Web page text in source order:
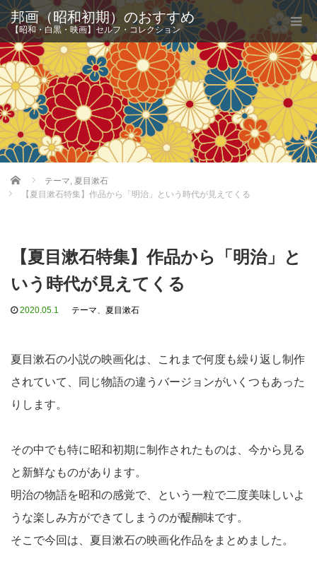
邦画（昭和初期）のおすすめ
【昭和・白黒・映画】セルフ・コレクション
Home テーマ, 夏目漱石
【夏目漱石特集】作品から「明治」という時代が見えてくる
【夏目漱石特集】作品から「明治」と
いう時代が見えてくる
2020.05.1 テーマ、 夏目漱石
夏目漱石の小説の映画化は、これまで何度も繰り返し制作
されていて、同じ物語の違うバージョンがいくつもあった
りします。
その中でも特に昭和初期に制作されたものは、今から見る
と新鮮なものがあります。
明治の物語を昭和の感覚で、という一粒で二度美味しいよ
うな楽しみ方ができてしまうのが醍醐味です。
そこで今回は、夏目漱石の映画化作品をまとめました。